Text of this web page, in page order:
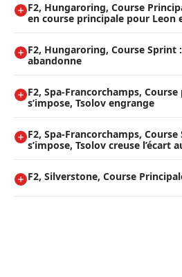
F2, Hungaroring, Course
en course principale pour Leon
F2, Hungaroring, Course Sprint
abandonne
F2, Spa-Francorchamps,
s’impose, Tsolov engrange
F2, Spa-Francorchamps,
s’impose, Tsolov creuse l’écart
F2, Silverstone, Course